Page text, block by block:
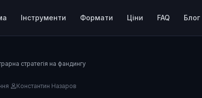
Інструменти Формати Ціни FAQ Блог
стратегія на фандингу
Константин Назаров